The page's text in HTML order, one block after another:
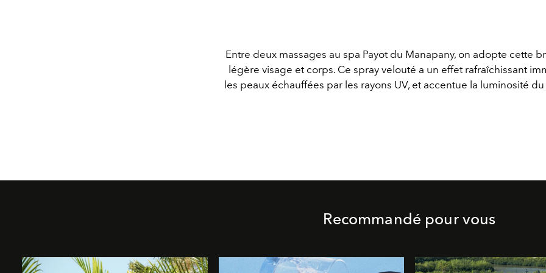
Entre deux massages au spa Payot du Manapany, on adopte cette
légère visage et corps. Ce spray velouté a un effet rafraîchissant
les peaux échauffées par les rayons UV, et accentue la luminosité
Recommandé pour vous